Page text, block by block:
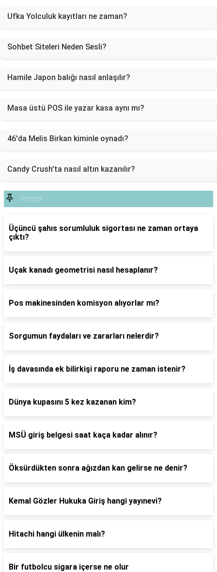
Ufka Yolculuk kayıtları ne zaman?
Sohbet Siteleri Neden Sesli?
Hamile Japon balığı nasıl anlaşılır?
Masa üstü POS ile yazar kasa aynı mı?
46'da Melis Birkan kiminle oynadı?
Candy Crush'ta nasıl altın kazanılır?
Rehber
Üçüncü şahıs sorumluluk sigortası ne zaman ortaya
çıktı?
Uçak kanadı geometrisi nasıl hesaplanır?
Pos makinesinden komisyon alıyorlar mı?
Sorgumun faydaları ve zararları nelerdir?
İş davasında ek bilirkişi raporu ne zaman istenir?
Dünya kupasını 5 kez kazanan kim?
MSÜ giriş belgesi saat kaça kadar alınır?
Öksürdükten sonra ağızdan kan gelirse ne denir?
Kemal Gözler Hukuka Giriş hangi yayınevi?
Hitachi hangi ülkenin malı?
Bir futbolcu sigara içerse ne olur